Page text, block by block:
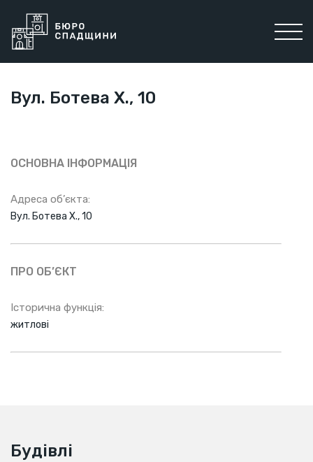
Вул. Ботева Х., 10
ОСНОВНА ІНФОРМАЦІЯ
Адреса об’єкта:
Вул. Ботева Х., 10
ПРО ОБ’ЄКТ
Історична функція:
житлові
Будівлі